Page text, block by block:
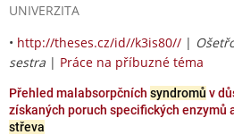
UNIVERZITA
• http://theses.cz/id//k3is80// |
sestra | Práce na příbuzné téma
Přehled malabsorpčních syndromů v
získaných poruch specifických enzymů
střeva